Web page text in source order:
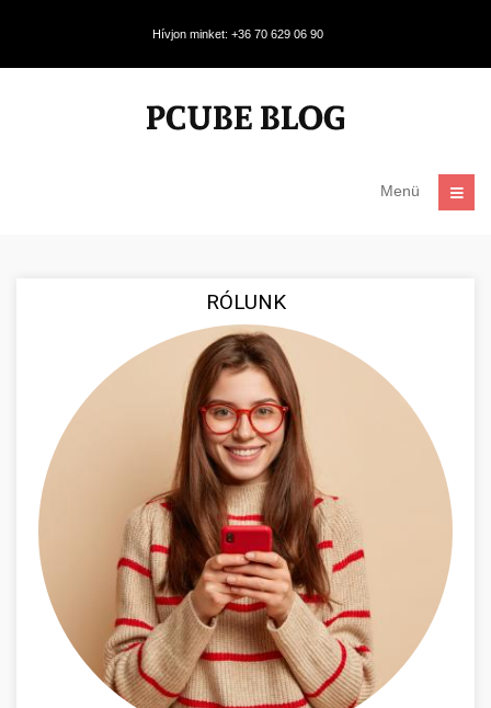
Hívjon minket: +36 70 629 06 90
Menü
RÓLUNK